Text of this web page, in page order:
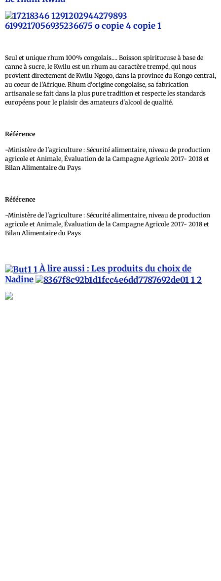
Seul et unique rhum 100% congolais.... Boisson spiritueuse à base de
canne à sucre, le Kwilu est un rhum au caractère trempé, qui nous
provient directement de Kwilu Ngogo, dans la province du Kongo central,
au coeur de l'Afrique. Rhum d'origine congolaise, sa fabrication
artisanale se fait dans la plus pure tradition et respecte les standards
européens pour le plaisir des amateurs d'alcool de qualité.
Référence
-Ministère de l'agriculture : Sécurité alimentaire, niveau de production
agricole et Animale, Évaluation de la Campagne Agricole 2017- 2018 et
Bilan Alimentaire du Pays
Référence
-Ministère de l'agriculture : Sécurité alimentaire, niveau de production
agricole et Animale, Évaluation de la Campagne Agricole 2017- 2018 et
Bilan Alimentaire du Pays
À lire aussi : Les produits du choix de
Nadine